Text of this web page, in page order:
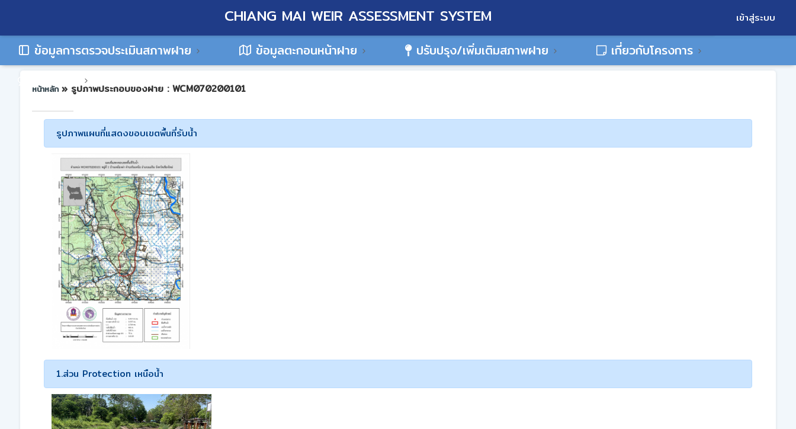
CHIANG MAI WEIR ASSESSMENT SYSTEM เข้าสู่ระบบ
ข้อมูลการตรวจประเมินสภาพฝาย ข้อมูลตะกอนหน้าฝาย ปรับปรุง/เพิ่มเติมสภาพฝาย
เกี่ยวกับโครงการ
หน้าหลัก » รูปภาพประกอบของฝาย : WCM070200101
รูปภาพแผนที่แสดงขอบเขตพื้นที่รับน้ำ
1.ส่วน Protection เหนือน้ำ